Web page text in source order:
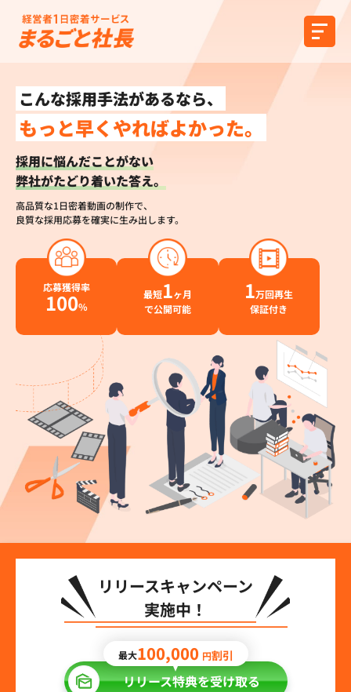
こんな採用手法があるなら、
もっと早くやればよかった。
採用に悩んだことがない
弊社がたどり着いた答え。
高品質な1日密着動画の制作で、
良質な採用応募を確実に生み出します。
応募獲得率
100%
最短1ヶ月
で公開可能
1万回再生
保証付き
リリースキャンペーン
実施中！
最大100,000 円割引
リリース特典を受け取る